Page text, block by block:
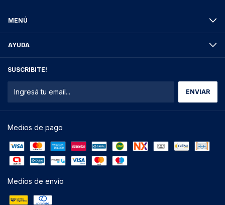
MENÚ
AYUDA
SUSCRIBITE!
Medios de pago
Medios de envío